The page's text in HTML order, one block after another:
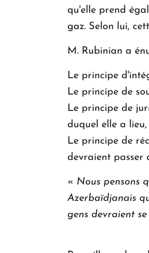
qu'elle prend
gaz. Selon lui,
M. Rubinian a
Le principe
Le principe de
Le principe de
duquel elle a
Le principe de
devraient passer
« Nous pensons
Azerbaïdjanais
gens devraient